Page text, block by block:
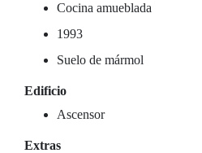
Cocina amueblada
1993
Suelo de mármol
Edificio
Ascensor
Extras